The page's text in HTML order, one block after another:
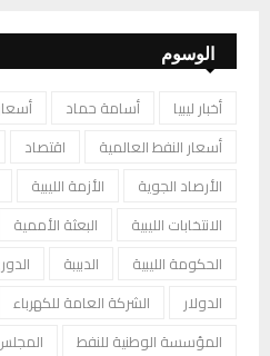
الوسوم
أخبار ليبيا أسامة حماد
أسعار النفط العالمية
اقتصاد
الأرصاد الجوية
الأزمة الليبية
الانتخابات الليبية
البعثة الأممية
الحكومة الليبية
الدبيبة
الدولار
الشركة العامة للكهرباء
المؤسسة الوطنية للنفط